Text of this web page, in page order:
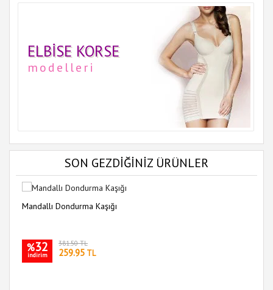
ELBISE KORSE
modelleri
SON GEZDİĞİNİZ ÜRÜNLER
Mandallı Dondurma Kaşığı
%32
indirim
381.50 TL
259.95 TL